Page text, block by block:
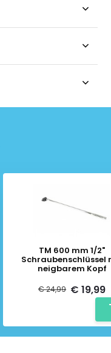
TM 600 mm 1/2"
Schraubenschlüssel
neigbarem Kopf
€ 24,99 € 19,99